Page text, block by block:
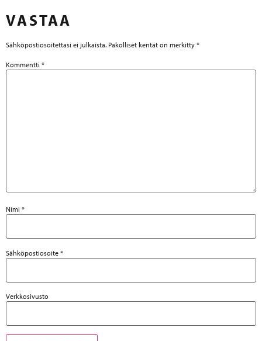
VASTAA
Sähköpostiosoitettasi ei julkaista. Pakolliset kentät on merkitty *
Kommentti *
Nimi *
Sähköpostiosoite *
Verkkosivusto